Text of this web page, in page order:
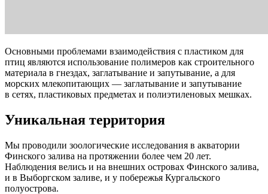
Основными проблемами взаимодействия с пластиком для
птиц являются использование полимеров как строительного
материала в гнездах, заглатывание и запутывание, а для
морских млекопитающих — заглатывание и запутывание
в сетях, пластиковых предметах и полиэтиленовых мешках.
Уникальная территория
Мы проводили зоологические исследования в акватории
Финского залива на протяжении более чем 20 лет.
Наблюдения велись и на внешних островах Финского залива,
и в Выборгском заливе, и у побережья Кургальского
полуострова.